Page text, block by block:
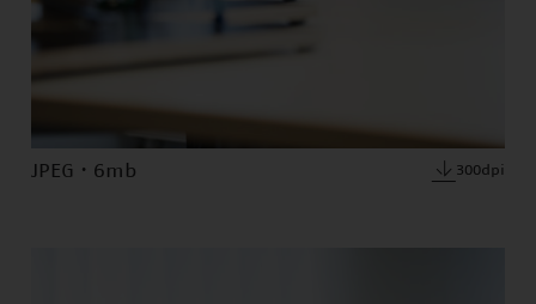
JPEG · 6mb 300dpi